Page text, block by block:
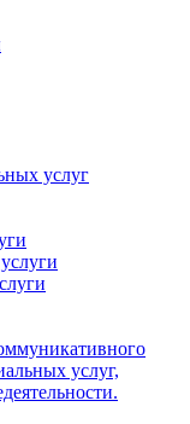
услуг
услуг,